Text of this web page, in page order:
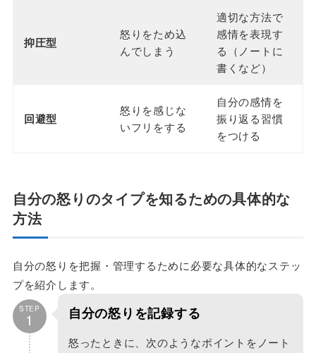
抑圧型
怒りをため込
んでしまう
適切な方法で
感情を表現す
る（ノートに
書くなど）
回避型
怒りを感じな
いフリをする
自分の感情を
振り返る習慣
をつける
自分の怒りのタイプを知るための具体的な
方法
自分の怒りを把握・管理するために必要な具体的なステッ
プを紹介します。
STEP
1 自分の怒りを記録する
怒ったときに、次のようなポイントをノート